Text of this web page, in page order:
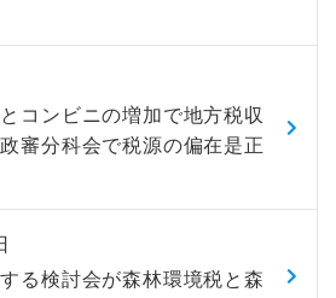
コンビニの増加で地方税収
審分科会で税源の偏在是正
る検討会が森林環境税と森